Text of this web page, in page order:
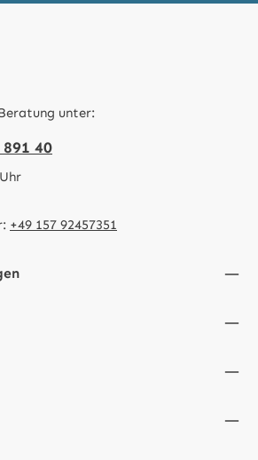
unter:
40
+49 157 92457351